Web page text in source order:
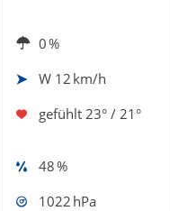
0 %
W 12 km/h
gefühlt 23° / 21°
48 %
1022 hPa